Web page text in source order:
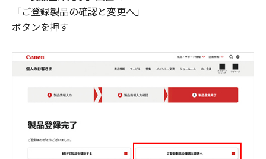
「ご登録製品の確認と変更へ」
ボタンを押す